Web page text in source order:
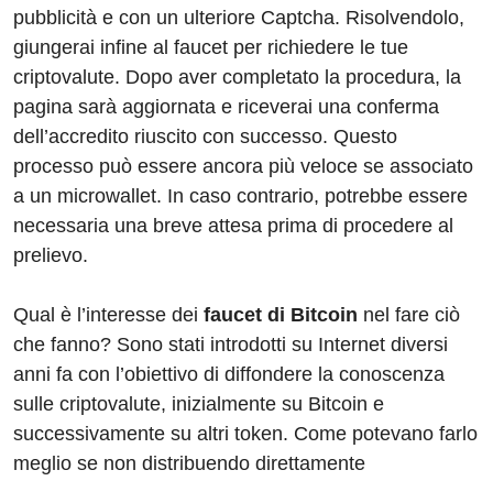
pubblicità e con un ulteriore Captcha. Risolvendolo,
giungerai infine al faucet per richiedere le tue
criptovalute. Dopo aver completato la procedura, la
pagina sarà aggiornata e riceverai una conferma
dell’accredito riuscito con successo. Questo
processo può essere ancora più veloce se associato
a un microwallet. In caso contrario, potrebbe essere
necessaria una breve attesa prima di procedere al
prelievo.
Qual è l’interesse dei faucet di Bitcoin nel fare ciò
che fanno? Sono stati introdotti su Internet diversi
anni fa con l’obiettivo di diffondere la conoscenza
sulle criptovalute, inizialmente su Bitcoin e
successivamente su altri token. Come potevano farlo
meglio se non distribuendo direttamente